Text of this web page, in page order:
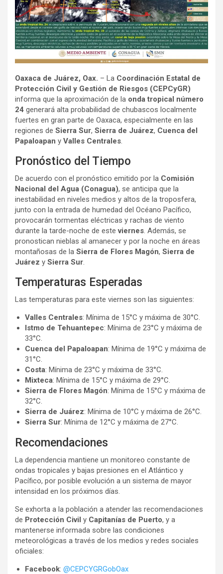
Oaxaca de Juárez, Oax. – La Coordinación Estatal de
Protección Civil y Gestión de Riesgos (CEPCyGR)
informa que la aproximación de la onda tropical número
24 generará alta probabilidad de chubascos localmente
fuertes en gran parte de Oaxaca, especialmente en las
regiones de Sierra Sur, Sierra de Juárez, Cuenca del
Papaloapan y Valles Centrales
Pronóstico del Tiempo
De acuerdo con el pronóstico emitido por la Comisión
Nacional del Agua (Conagua), se anticipa que la
inestabilidad en niveles medios y altos de la troposfera,
junto con la entrada de humedad del Océano Pacífico,
provocarán tormentas eléctricas y rachas de viento
durante la tarde-noche de esteviernes . Además, se
pronostican nieblas al amanecer y por la noche en áreas
montañosas de la Sierra de Flores Magón, Sierra de
Juárez y Sierra Sur
Temperaturas Esperadas
Las temperaturas para este viernes son las siguientes:
Valles Centrales: Mínima de 15°C y máxima de 30°C.
Istmo de Tehuantepec: Mínima de 23°C y máxima de
33°C.
Cuenca del Papaloapan: Mínima de 19°C y máxima de
31°C.
Costa: Mínima de 23°C y máxima de 33°C.
Mixteca: Mínima de 15°C y máxima de 29°C.
Sierra de Flores Magón: Mínima de 15°C y máxima de
32°C.
Sierra de Juárez: Mínima de 10°C y máxima de 26°C.
Sierra Sur: Mínima de 12°C y máxima de 27°C.
Recomendaciones
La dependencia mantiene un monitoreo constante de
ondas tropicales y bajas presiones en el Atlántico y
Pacífico, por posible evolución a un sistema de mayor
intensidad en los próximos días.
Se exhorta a la población a atender las recomendaciones
de Protección Civil y Capitanías de Puerto, y a
mantenerse informada sobre las condiciones
meteorológicas a través de los medios y redes sociales
oficiales:
Facebook: @CEPCYGRGobOax